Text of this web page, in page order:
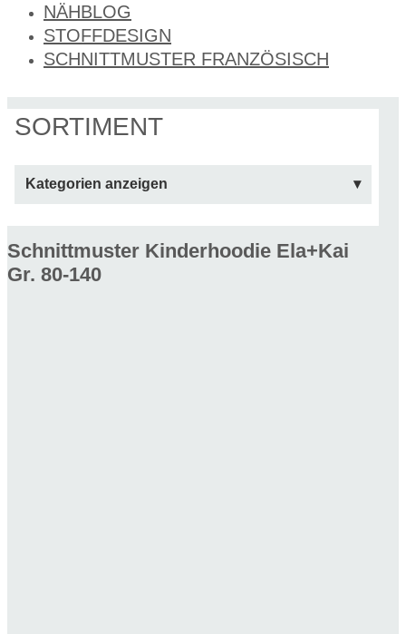
NÄHBLOG
STOFFDESIGN
SCHNITTMUSTER FRANZÖSISCH
SORTIMENT
Kategorien anzeigen
Schnittmuster Kinderhoodie Ela+Kai
Gr. 80-140